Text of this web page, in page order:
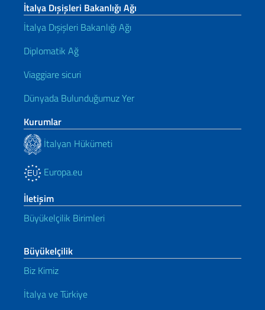
İtalya Dışişleri Bakanlığı Ağı
İtalya Dışişleri Bakanlığı Ağı
Diplomatik Ağ
Viaggiare sicuri
Dünyada Bulunduğumuz Yer
Kurumlar
İtalyan Hükümeti
Europa.eu
İletişim
Büyükelçilik Birimleri
Büyükelçilik
Biz Kimiz
İtalya ve Türkiye